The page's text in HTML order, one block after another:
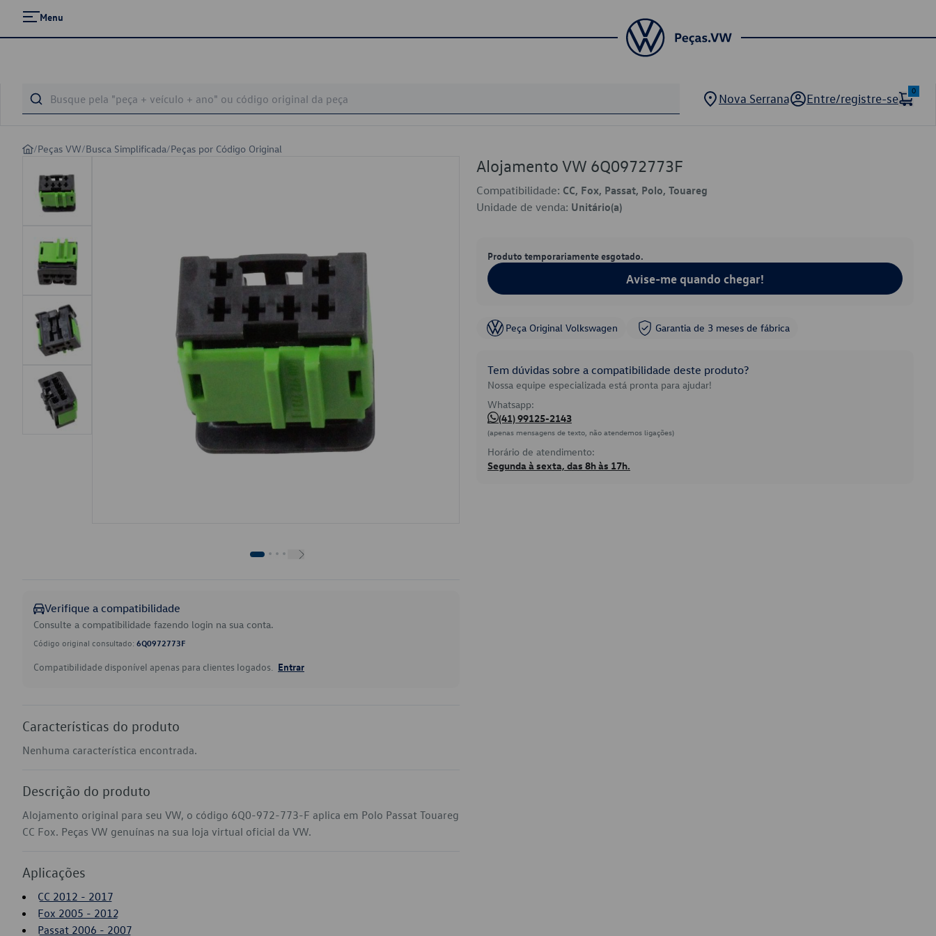
Menu
Nova Serrana Entre/registre-se
0
/Peças VW/Busca Simplificada/Peças por Código Original
Verifique a compatibilidade
Consulte a compatibilidade fazendo login na sua conta.
Código original consultado: 6Q0972773F
Compatibilidade disponível apenas para clientes logados. Entrar
Características do produto
Nenhuma característica encontrada.
Descrição do produto
Alojamento original para seu VW, o código 6Q0-972-773-F aplica em Polo Passat Touareg
CC Fox. Peças VW genuínas na sua loja virtual oficial da VW.
Aplicações
CC 2012 - 2017
Fox 2005 - 2012
Passat 2006 - 2007
Alojamento VW 6Q0972773F
Compatibilidade: CC, Fox, Passat, Polo, Touareg
Unidade de venda: Unitário(a)
Produto temporariamente esgotado.
Avise-me quando chegar!
Peça Original Volkswagen Garantia de 3 meses de fábrica
Tem dúvidas sobre a compatibilidade deste produto?
Nossa equipe especializada está pronta para ajudar!
Whatsapp:
(41) 99125-2143
(apenas mensagens de texto, não atendemos ligações)
Horário de atendimento:
Segunda à sexta, das 8h às 17h.